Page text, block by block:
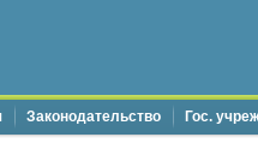
Законодательство Гос.